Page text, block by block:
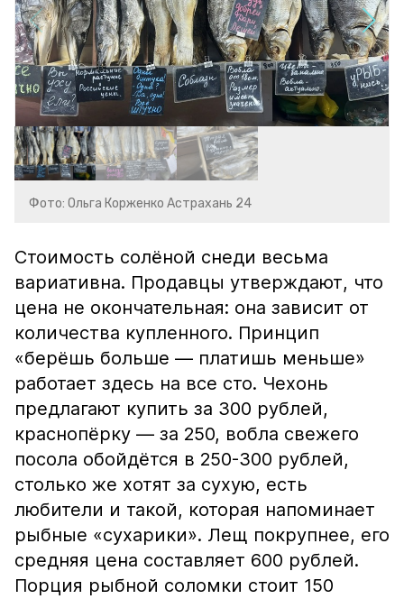
Фото: Ольга Корженко Астрахань 24
Стоимость солёной снеди весьма
вариативна. Продавцы утверждают, что
цена не окончательная: она зависит от
количества купленного. Принцип
«берёшь больше — платишь меньше»
работает здесь на все сто. Чехонь
предлагают купить за 300 рублей,
краснопёрку — за 250, вобла свежего
посола обойдётся в 250-300 рублей,
столько же хотят за сухую, есть
любители и такой, которая напоминает
рыбные «сухарики». Лещ покрупнее, его
средняя цена составляет 600 рублей.
Порция рыбной соломки стоит 150